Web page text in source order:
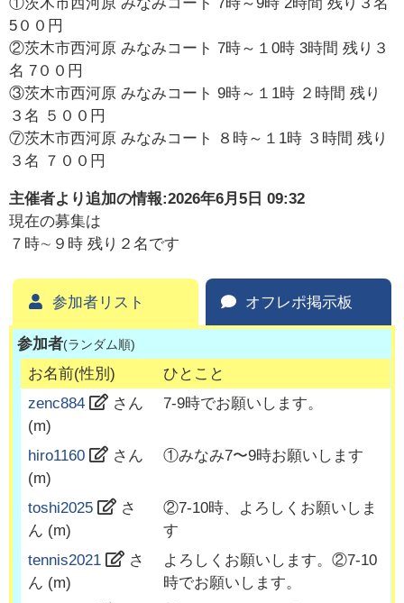
①茨木市西河原 みなみコート 7時～9時 2時間 残り３名
5００円
②茨木市西河原 みなみコート 7時～１0時 3時間 残り３
名 7００円
③茨木市西河原 みなみコート 9時～１1時 ２時間 残り
３名 ５００円
⑦茨木市西河原 みなみコート ８時～１1時 ３時間 残り
３名 ７００円
主催者より追加の情報:2026年6月5日 09:32
現在の募集は
７時∼９時 残り２名です
参加者リスト オフレポ掲示板
参加者(ランダム順)
お名前(性別)
ひとこと
zenc884
さん
(m)
7-9時でお願いします。
hiro1160
さん
(m)
①みなみ7〜9時お願いします
toshi2025
さ
ん (m)
②7-10時、よろしくお願いしま
す
tennis2021
さ
ん (m)
よろしくお願いします。②7-10
時でお願いします。